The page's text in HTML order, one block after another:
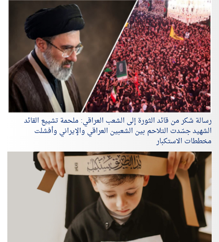
رسالة شكر من قائد الثورة إلى الشعب العراقي: ملحمة تشييع القائد
الشهيد جسّدت التلاحم بين الشعبين العراقي والإيراني وأفشلت
مخططات الاستكبار